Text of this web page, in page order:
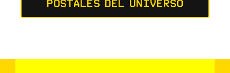
Postales del Universo